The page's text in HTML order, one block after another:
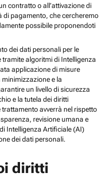
contratto o all’attivazione di
di pagamento, che cercheremo
possibile proponendoti
dei dati personali per le
algoritmi di Intelligenza
applicazione di misure
e la
un livello di sicurezza
e la tutela dei diritti
avverrà nel rispetto
revisione umana e
Intelligenza Artificiale (AI)
dei dati personali.
diritti